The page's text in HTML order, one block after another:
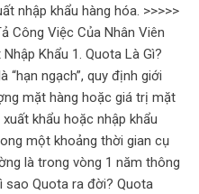
nhập khẩu hàng hóa. >>>>>
Công Việc Của Nhân Viên
Khẩu 1. Quota Là Gì?
“hạn ngạch”, quy định giới
mặt hàng hoặc giá trị mặt
khẩu hoặc nhập khẩu
một khoảng thời gian cụ
là trong vòng 1 năm thông
sao Quota ra đời? Quota